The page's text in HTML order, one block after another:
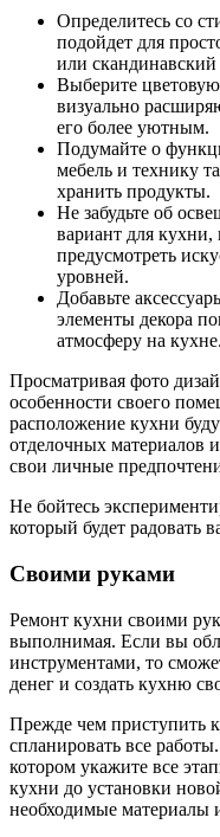
Определитесь со
подойдет для
или
Выберите
визуально
его более уютным.
Подумайте о
мебель и технику
хранить продукты.
Не забудьте об
вариант для кухни,
предусмотреть
уровней.
Добавьте
элементы декора
атмосферу на кухне.
Просматривая фото
особенности своего
расположение кухни
отделочных материалов
свои личные
Не бойтесь
который будет радовать
Своими руками
Ремонт кухни своими
выполнимая. Если вы
инструментами, то
денег и создать кухню
Прежде чем приступить
спланировать все
котором укажите все
кухни до установки
необходимые материалы